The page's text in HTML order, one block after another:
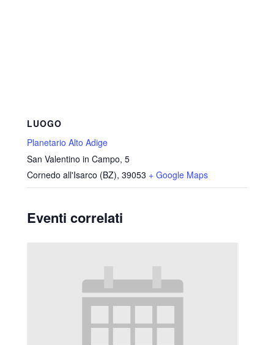
LUOGO
Planetario Alto Adige
San Valentino in Campo, 5
Cornedo all'Isarco (BZ), 39053 + Google Maps
Eventi correlati